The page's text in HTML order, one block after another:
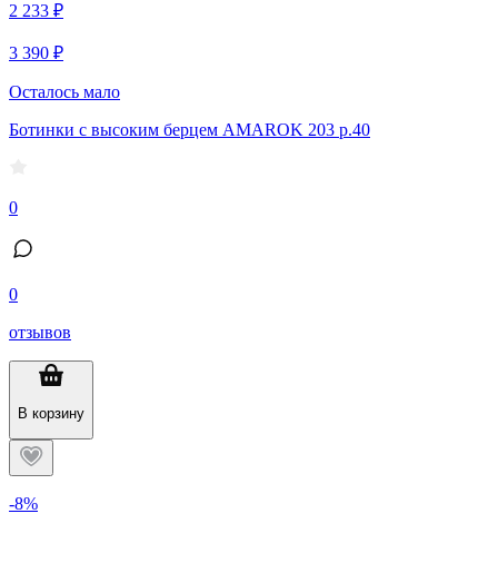
2 233 ₽
3 390 ₽
Осталось мало
Ботинки с высоким берцем AMAROK 203 р.40
0
0
отзывов
В корзину
-8%